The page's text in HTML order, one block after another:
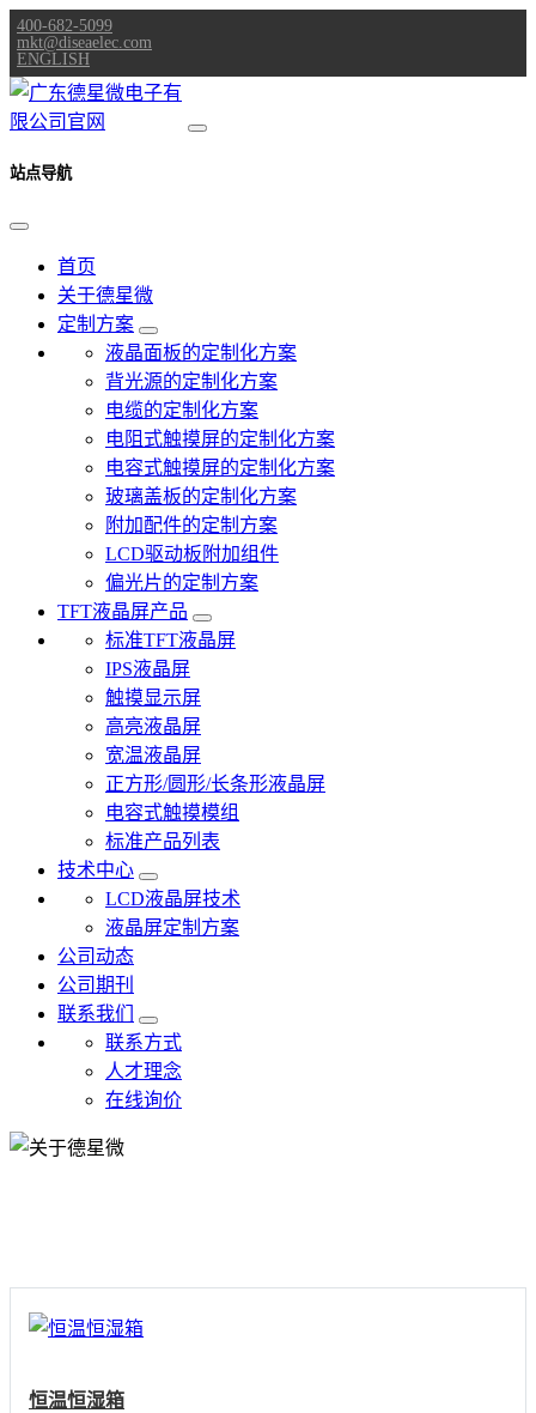
400-682-5099
mkt@diseaelec.com
ENGLISH
站点导航
首页
关于德星微
定制方案
液晶面板的定制化方案
背光源的定制化方案
电缆的定制化方案
电阻式触摸屏的定制化方案
电容式触摸屏的定制化方案
玻璃盖板的定制化方案
附加配件的定制方案
LCD驱动板附加组件
偏光片的定制方案
TFT液晶屏产品
标准TFT液晶屏
IPS液晶屏
触摸显示屏
高亮液晶屏
宽温液晶屏
正方形/圆形/长条形液晶屏
电容式触摸模组
标准产品列表
技术中心
LCD液晶屏技术
液晶屏定制方案
公司动态
公司期刊
联系我们
联系方式
人才理念
在线询价
恒温恒湿箱